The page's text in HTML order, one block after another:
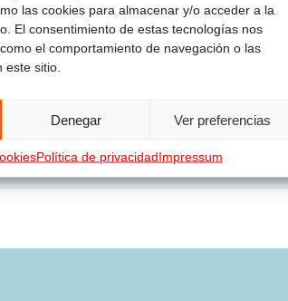
las cookies para almacenar y/o acceder a la
El consentimiento de estas tecnologías nos
el comportamiento de navegación o las
este sitio.
Denegar Ver preferencias
Política de privacidadImpressum
Energético E
E
de Emisiones E